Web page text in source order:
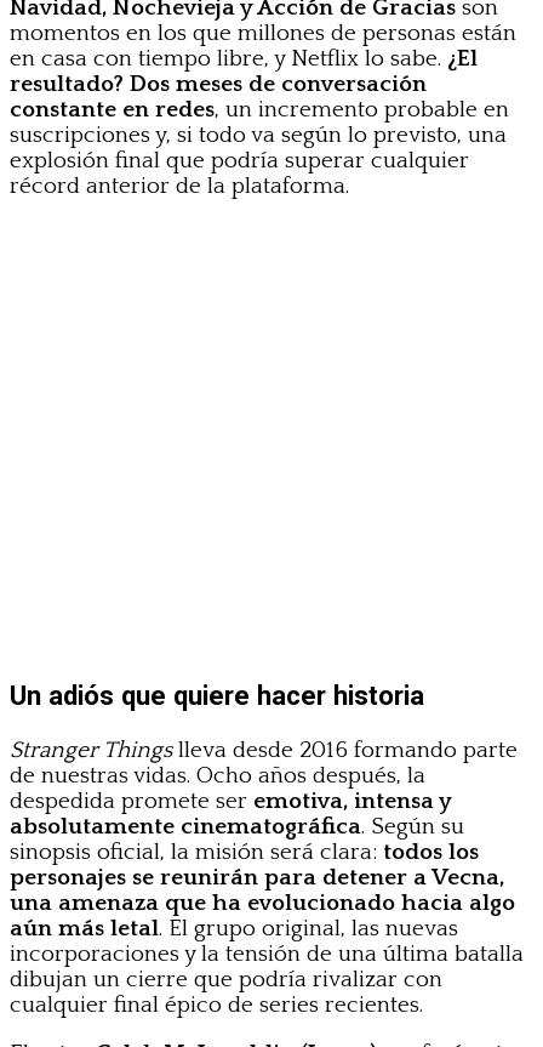
Navidad, Nochevieja y Acción de Gracias son
momentos en los que millones de personas están
en casa con tiempo libre, y Netflix lo sabe. ¿El
resultado? Dos meses de conversación
constante en redes, un incremento probable en
suscripciones y, si todo va según lo previsto, una
explosión final que podría superar cualquier
récord anterior de la plataforma.
Un adiós que quiere hacer historia
Stranger Thingslleva desde 2016 formando parte
de nuestras vidas. Ocho años después, la
despedida promete ser emotiva, intensa y
absolutamente cinematográfica. Según su
sinopsis oficial, la misión será clara: todos los
personajes se reunirán para detener a Vecna,
una amenaza que ha evolucionado hacia algo
aún más letal. El grupo original, las nuevas
incorporaciones y la tensión de una última batalla
dibujan un cierre que podría rivalizar con
cualquier final épico de series recientes.